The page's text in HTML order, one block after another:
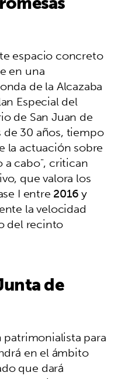
espacio concreto
en una
de la Alcazaba
Especial del
de San Juan de
de 30 años, tiempo
la actuación sobre
a cabo", critican
que valora los
I entre2016y
la velocidad
del recinto
de
patrimonialista para
en el ámbito
que dará